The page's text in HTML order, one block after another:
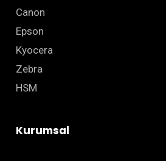
Canon
Epson
Kyocera
Zebra
HSM
Kurumsal